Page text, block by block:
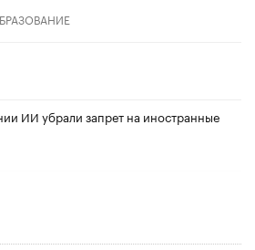
ИИ убрали запрет на иностранные